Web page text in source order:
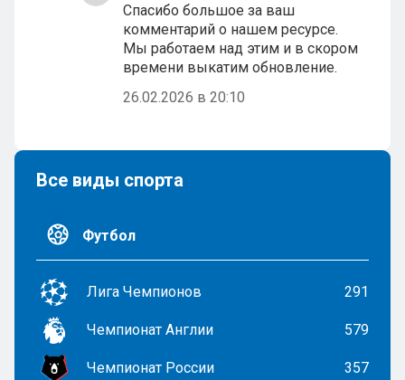
Спасибо большое за ваш
комментарий о нашем ресурсе.
Мы работаем над этим и в скором
времени выкатим обновление.
26.02.2026 в 20:10
Все виды спорта
Футбол
Лига Чемпионов 291
Чемпионат Англии 579
Чемпионат России 357